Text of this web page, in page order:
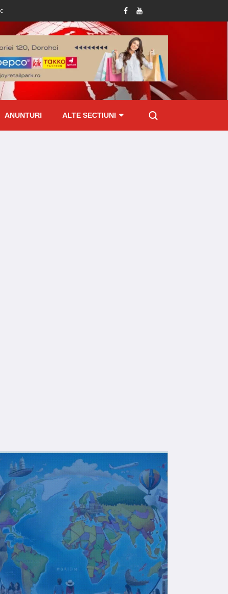
Tânăr condamnat la închisoare pentru viol asupra unui minor și
ANUNTURI ALTE SECTIUNI